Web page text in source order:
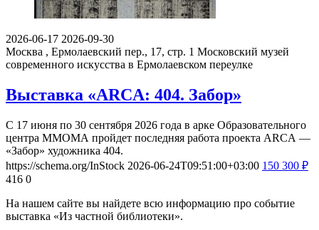
2026-06-17 2026-09-30
Москва , Ермолаевский пер., 17, стр. 1 Московский музей
современного искусства в Ермолаевском переулке
Выставка «ARCA: 404. Забор»
С 17 июня по 30 сентября 2026 года в арке Образовательного
центра ММОМА пройдет последняя работа проекта ARCA —
«Забор» художника 404.
https://schema.org/InStock 2026-06-24T09:51:00+03:00 150 300 ₽
416 0
На нашем сайте вы найдете всю информацию про событие
выставка «Из частной библиотеки».